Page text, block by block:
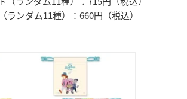
ランダム11種）：660円（税込）